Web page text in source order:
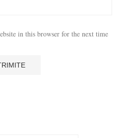
in this browser for the next time